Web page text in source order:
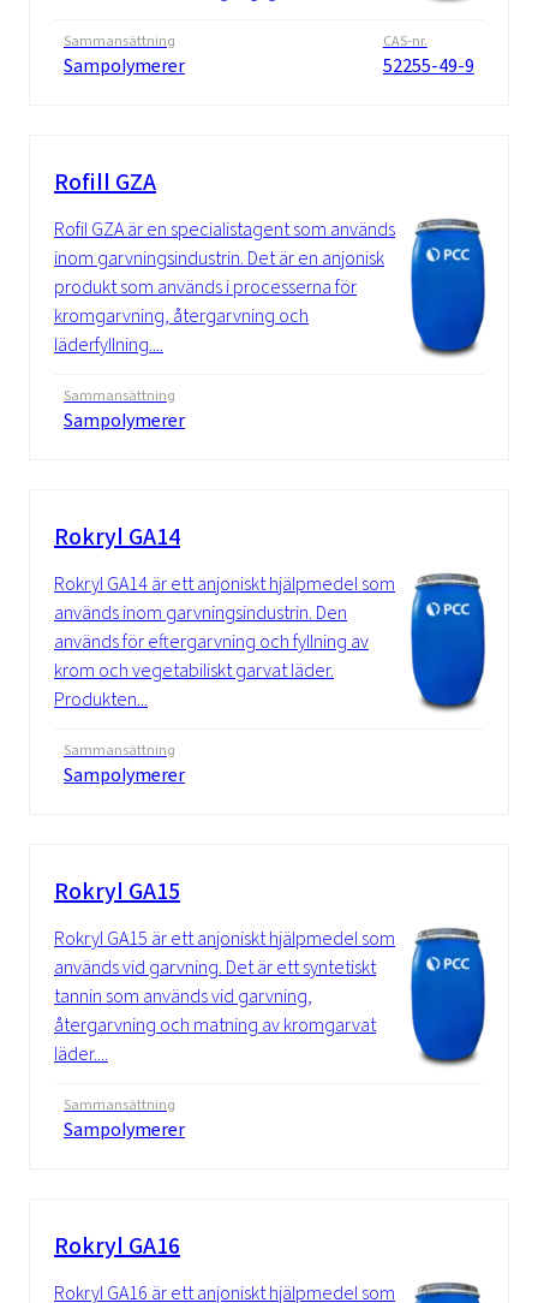
Sammansättning
Sampolymerer
CAS-nr.
52255-49-9
Rofill GZA
Rofil GZA är en specialistagent som används
inom garvningsindustrin. Det är en anjonisk
produkt som används i processerna för
kromgarvning, återgarvning och
läderfyllning....
Sammansättning
Sampolymerer
Rokryl GA14
Rokryl GA14 är ett anjoniskt hjälpmedel som
används inom garvningsindustrin. Den
används för eftergarvning och fyllning av
krom och vegetabiliskt garvat läder.
Produkten...
Sammansättning
Sampolymerer
Rokryl GA15
Rokryl GA15 är ett anjoniskt hjälpmedel som
används vid garvning. Det är ett syntetiskt
tannin som används vid garvning,
återgarvning och matning av kromgarvat
läder....
Sammansättning
Sampolymerer
Rokryl GA16
Rokryl GA16 är ett anjoniskt hjälpmedel som